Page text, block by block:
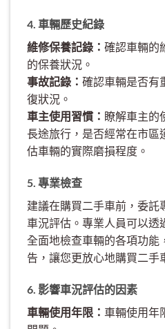
4. 車輛歷史紀錄
維修保養記錄： 確認車輛的
的保養狀況。
事故記錄： 確認車輛是否有
復狀況。
車主使用習慣： 瞭解車主的
長途旅行，是否經常在市區
估車輛的實際磨損程度。
5. 專業檢查
建議在購買二手車前，委託
車況評估。專業人員可以透
全面地檢查車輛的各項功能
告，讓您更放心地購買二手
6. 影響車況評估的因素
車輛使用年限： 車輛使用年